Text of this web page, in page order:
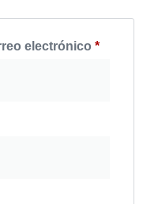
electrónico *